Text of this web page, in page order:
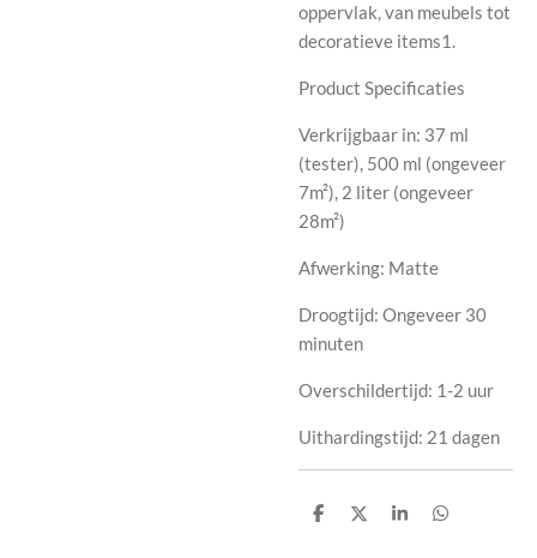
oppervlak, van meubels tot
decoratieve items1.
Product Specificaties
Verkrijgbaar in: 37 ml
(tester), 500 ml (ongeveer
7m²), 2 liter (ongeveer
28m²)
Afwerking: Matte
Droogtijd: Ongeveer 30
minuten
Overschildertijd: 1-2 uur
Uithardingstijd: 21 dagen
D
D
S
D